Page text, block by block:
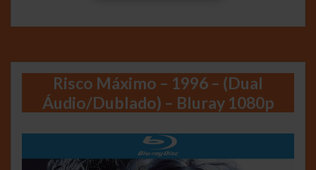
Risco Máximo – 1996 – (Dual
Áudio/Dublado) – Bluray 1080p